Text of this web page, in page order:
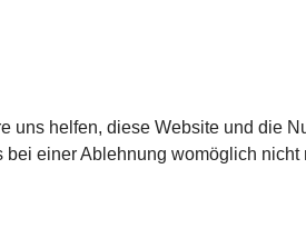
helfen, diese Website und die
einer Ablehnung womöglich